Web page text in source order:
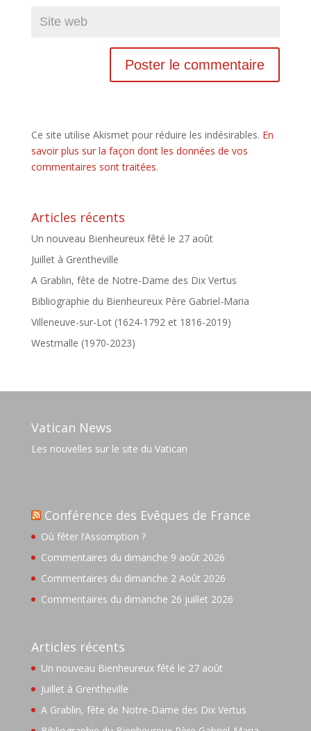
Ce site utilise Akismet pour réduire les indésirables. En
savoir plus sur la façon dont les données de vos
commentaires sont traitées.
Articles récents
Un nouveau Bienheureux fêté le 27 août
Juillet à Grentheville
A Grablin, fête de Notre-Dame des Dix Vertus
Bibliographie du Bienheureux Père Gabriel-Maria
Villeneuve-sur-Lot (1624-1792 et 1816-2019)
Westmalle (1970-2023)
Vatican News
Les nouvelles sur le site du Vatican
Conférence des Evêques de France
Où fêter l’Assomption ?
Commentaires du dimanche 9 août 2026
Commentaires du dimanche 2 Août 2026
Commentaires du dimanche 26 juillet 2026
Articles récents
Un nouveau Bienheureux fêté le 27 août
Juillet à Grentheville
A Grablin, fête de Notre-Dame des Dix Vertus